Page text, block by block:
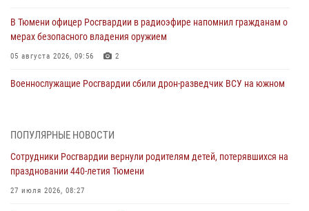
В Тюмени офицер Росгвардии в радиоэфире напомнил гражданам о
мерах безопасного владения оружием
05 августа 2026, 09:56 2
Военнослужащие Росгвардии сбили дрон-разведчик ВСУ на южном
масштабных спортивных событий на Урале
05 августа 2026, 05:22
ПОПУЛЯРНЫЕ НОВОСТИ
Сотрудники Росгвардии вернули родителям детей, потерявшихся на
праздновании 440-летия Тюмени
27 июля 2026, 08:27